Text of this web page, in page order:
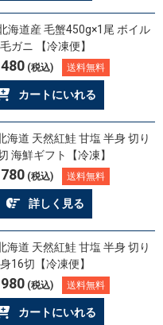
海道産 毛蟹450g×1尾 ボイル
毛ガニ 【冷凍便】
(税込) 送料無料
カートにいれる
海道 天然紅鮭 甘塩 半身 切り
海鮮ギフト【冷凍】
(税込) 送料無料
詳しく見る
海道 天然紅鮭 甘塩 半身 切り
身16切【冷凍便】
(税込) 送料無料
カートにいれる